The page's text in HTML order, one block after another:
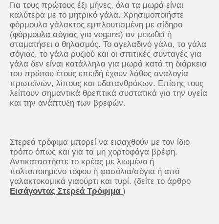
Για τους πρώτους έξι μήνες, όλα τα μωρά είναι
καλύτερα με το μητρικό γάλα. Χρησιμοποιήστε
φόρμουλα γάλακτος εμπλουτισμένη με σίδηρο
(φόρμουλα σόγιας για vegans) αν μειωθεί ή
σταματήσει ο θηλασμός. Το αγελαδινό γάλα, το γάλα
σόγιας, το γάλα ρυζιού και οι σπιτικές συνταγές για
γάλα δεν είναι κατάλληλα για μωρά κατά τη διάρκεια
του πρώτου έτους επειδή έχουν λάθος αναλογία
πρωτεϊνών, λίπους και υδατανθράκων. Επίσης τους
λείπουν σημαντικά θρεπτικά συστατικά για την υγεία
και την ανάπτυξη των βρεφών.
Στερεά τρόφιμα μπορεί να εισαχθούν με τον ίδιο
τρόπο όπως και για τα μη χορτοφάγα βρέφη.
Αντικαταστήστε το κρέας με λιωμένο ή
πολτοποιημένο τόφου ή φασόλια/σόγια ή από
γαλακτοκομικά γιαούρτι και τυρί. (δείτε το άρθρο
Εισάγοντας Στερεά Τρόφιμα )